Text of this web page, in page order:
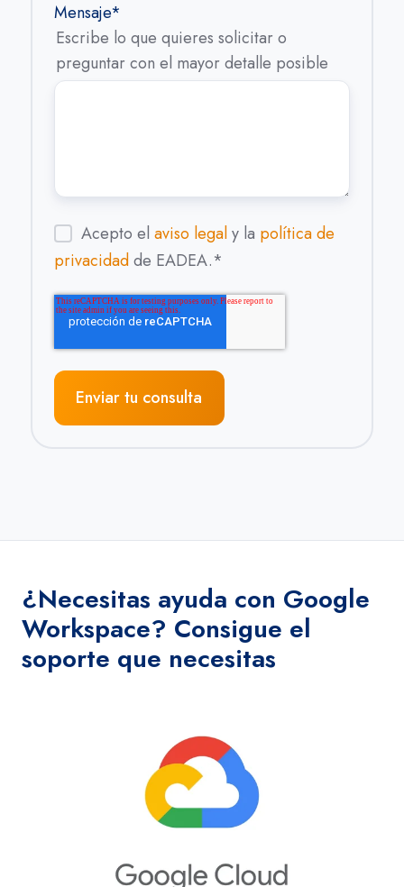
Mensaje*
Escribe lo que quieres solicitar o
preguntar con el mayor detalle posible
Acepto elaviso legaly la política de
privacidadde EADEA.*
¿Necesitas ayuda con Google
Workspace? Consigue el
soporte que necesitas